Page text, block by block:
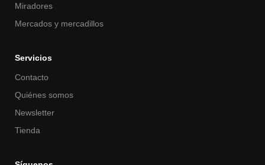
Miradores
Mercados y mercadillos
Servicios
Contacto
Quiénes somos
Newsletter
Tienda